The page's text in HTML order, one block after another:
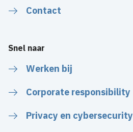
Contact
Snel naar
Werken bij
Corporate responsibility
Privacy en cybersecurity